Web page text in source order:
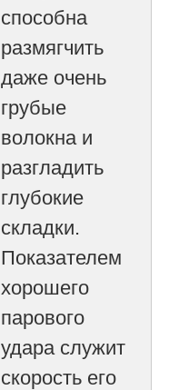
способна
размягчить
даже очень
грубые
волокна и
разгладить
глубокие
складки.
Показателем
хорошего
парового
удара служит
скорость его